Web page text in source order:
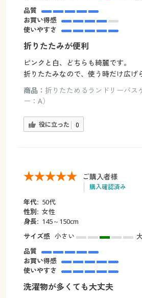
品質
お買い得感
使いやすさ
折りたたみが便利
ピンクと白、どちらも綺麗です。
折りたたみなので、使う時だけ広げ
商品： 折りたためるランドリーバス
ー：A）
役に立った 0
ご購入者様
購入確認済み
年代: 50代
性別: 女性
身長: 145～150cm
サイズ感 小さい
品質
お買い得感
使いやすさ
洗濯物が多くても大丈夫